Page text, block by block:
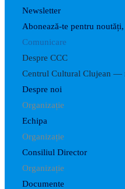
Newsletter
Abonează-te pentru
Comunicare
Despre CCC
Centrul Cultural Clujean —
Despre noi
Organizație
Echipa
Organizație
Consiliul Director
Organizație
Documente